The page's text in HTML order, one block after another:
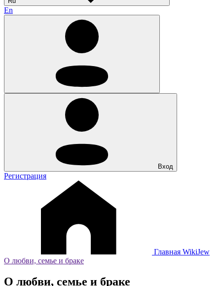
En
Вход
Регистрация
Главная WikiJew
О любви, семье и браке
О любви, семье и браке